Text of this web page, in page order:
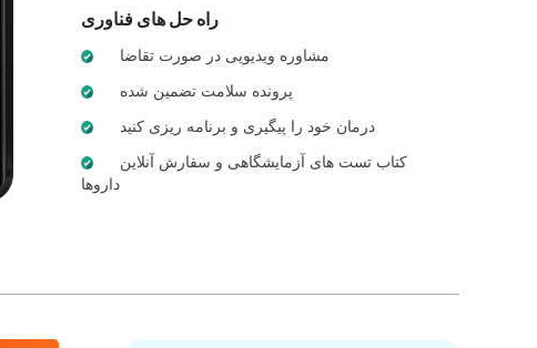
راه حل های فناوری
مشاوره ویدیویی در صورت تقاضا
پرونده سلامت تضمین شده
درمان خود را پیگیری و برنامه ریزی کنید
داروها